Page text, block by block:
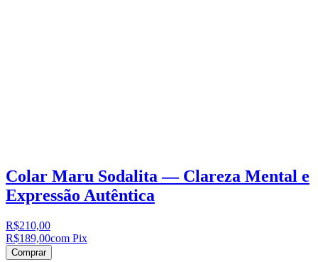
Colar Maru Sodalita — Clareza Mental e
Expressão Autêntica
R$210,00
R$189,00com Pix
Comprar